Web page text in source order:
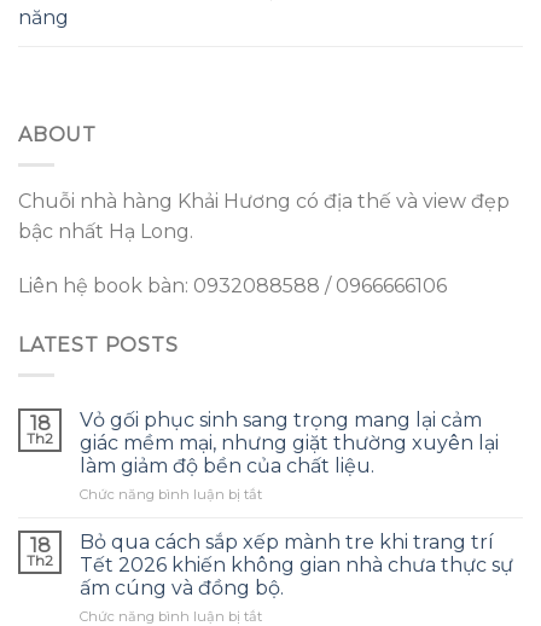
năng
ABOUT
Chuỗi nhà hàng Khải Hương có địa thế và view đẹp
bậc nhất Hạ Long.
Liên hệ book bàn: 0932088588 / 0966666106
LATEST POSTS
18
Th2
Vỏ gối phục sinh sang trọng mang lại cảm
giác mềm mại, nhưng giặt thường xuyên lại
làm giảm độ bền của chất liệu.
Chức năng bình luận bị tắtở
gối
phục
sinh
sang
trọng
18
Th2
Bỏ qua cách sắp xếp mành tre khi trang trí
Tết 2026 khiến không gian nhà chưa thực sự
ấm cúng và đồng bộ.
Chức năng bình luận bị tắtở